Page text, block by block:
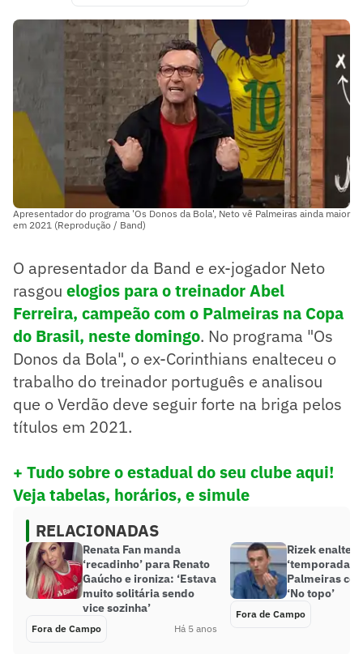
Apresentador do programa 'Os Donos da Bola', Neto vê Palmeiras ainda maior
em 2021 (Reprodução / Band)
O apresentador da Band e ex-jogador Neto
rasgou elogios para o treinador Abel
Ferreira, campeão com o Palmeiras na Copa
do Brasil, neste domingo. No programa "Os
Donos da Bola", o ex-Corinthians enalteceu o
trabalho do treinador português e analisou
que o Verdão deve seguir forte na briga pelos
títulos em 2021.
+ Tudo sobre o estadual do seu clube aqui!
Veja tabelas, horários, e simule
RELACIONADAS
Renata Fan manda
‘recadinho’ para Renato
Gaúcho e ironiza: ‘Estava
muito solitária sendo
vice sozinha’
Fora de Campo Há 5 anos
Rizek enaltece
‘temporada
Palmeiras
‘No topo’
Fora de Campo